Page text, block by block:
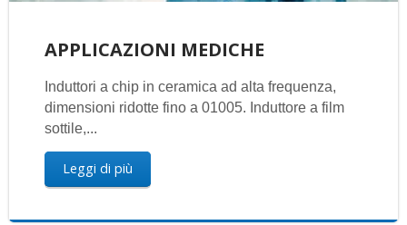
APPLICAZIONI MEDICHE
Induttori a chip in ceramica ad alta frequenza,
dimensioni ridotte fino a 01005. Induttore a film
sottile,...
Leggi di più